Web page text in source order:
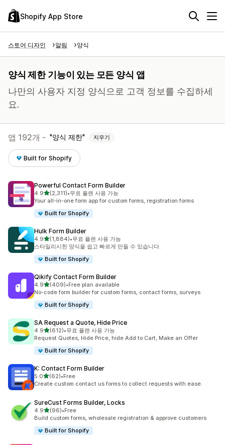
Shopify App Store
스토어 디자인 알림 양식
양식 제한 기능이 있는 모든 양식 앱
나만의 사용자 지정 양식으로 고객 정보를 수집하세
요.
앱 192개 - 양식 제한 지우기
Built for Shopify
Powerful Contact Form Builder
4.9별 5개 중
(2,311)
총 리뷰 2311개
•무료 플랜 사용 가능
Your all-in-one form app for custom forms, registration forms
Built for Shopify
Hulk Form Builder
4.9별 5개 중
(1,884)
총 리뷰 1884개
•무료 플랜 사용 가능
스타일리시한 양식을 쉽고 빠르게 만들 수 있습니다.
Built for Shopify
Qikify Contact Form Builder
4.9별 5개 중
(409)
총 리뷰 409개
•Free plan available
No-code form builder for custom forms, contact forms, surveys
Built for Shopify
SA Request a Quote, Hide Price
4.9별 5개 중
(612)
총 리뷰 612개
•무료 플랜 사용 가능
Request Quotes, Hide Price, hide Add to Cart, Make an Offer
Built for Shopify
K: Contact Form Builder
5.0별 5개 중
(62)
총 리뷰 62개
•Free
Create custom contact us forms to collect requests with ease.
SureCust Forms Builder, Locks
4.9별 5개 중
(96)
총 리뷰 96개
•Free
Build custom forms, wholesale registration & approve customers
Built for Shopify